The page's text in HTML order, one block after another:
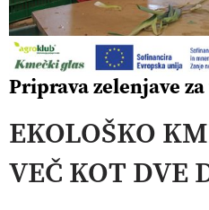
Priprava zelenjave
EKOLOŠKO
VEČ KOT DVE